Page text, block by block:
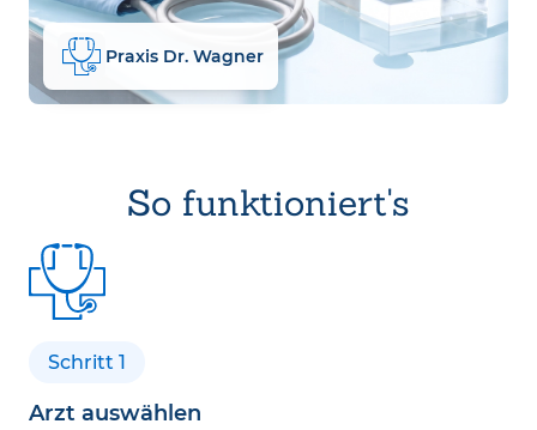
Praxis Dr. Wagner
So funktioniert's
Schritt 1
Arzt auswählen